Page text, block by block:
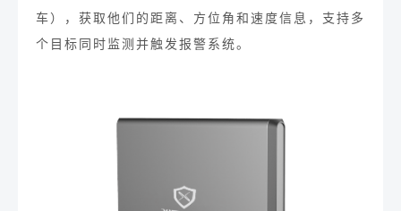
车）， 获取 他们的距离、方位角和速度信息，支持多
个目标同时 监测 并触发报警系统。